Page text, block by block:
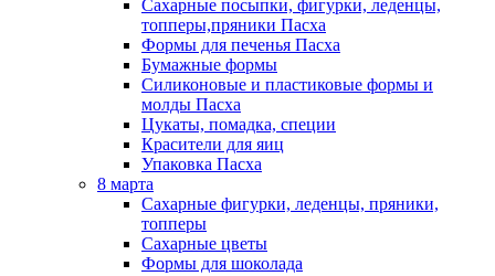
Сахарные посыпки, фигурки, леденцы,
топперы,пряники Пасха
Формы для печенья Пасха
Бумажные формы
Силиконовые и пластиковые формы и
молды Пасха
Цукаты, помадка, специи
Красители для яиц
Упаковка Пасха
8 марта
Сахарные фигурки, леденцы, пряники,
топперы
Сахарные цветы
Формы для шоколада